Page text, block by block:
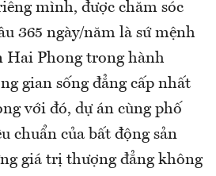
mình, được chăm sóc
365 ngày/năm là sứ mệnh
Hai Phong trong hành
gian sống đẳng cấp nhất
với đó, dự án cùng phố
chuẩn của bất động sản
giá trị thượng đẳng không